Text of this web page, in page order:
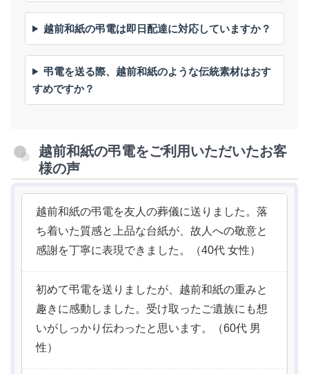
越前和紙の弔電は即日配達に対応していますか？
弔電を送る際、越前和紙のような伝統素材はおす
すめですか？
越前和紙の弔電をご利用いただいたお客
様の声
越前和紙の弔電を友人の葬儀に送りました。落
ち着いた質感と上品な台紙が、故人への敬意と
感謝を丁寧に表現できました。（40代 女性）
初めて弔電を送りましたが、越前和紙の重みと
趣きに感動しました。受け取ったご遺族にも想
いがしっかり伝わったと思います。（60代 男
性）